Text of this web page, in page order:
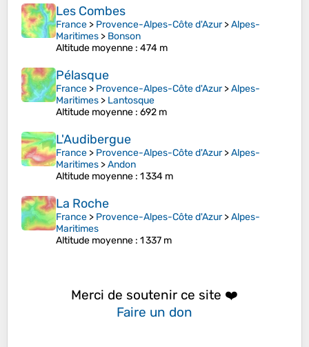
Les Combes
France > Provence-Alpes-Côte d'Azur>Alpes-
Maritimes > Bonson
Altitude moyenne : 474 m
Pélasque
France > Provence-Alpes-Côte d'Azur>Alpes-
Maritimes > Lantosque
Altitude moyenne : 692 m
L'Audibergue
France > Provence-Alpes-Côte d'Azur>Alpes-
Maritimes >Andon
Altitude moyenne : 1 334 m
La Roche
France > Provence-Alpes-Côte d'Azur>Alpes-
Maritimes
Altitude moyenne : 1 337 m
Merci de soutenir ce site ❤️
Faire un don